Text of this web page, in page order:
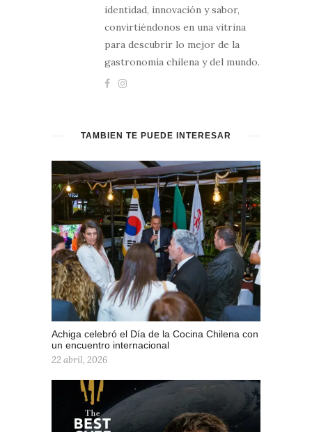
identidad, innovación y sabor,
convirtiéndonos en una vitrina
para descubrir lo mejor de la
gastronomía chilena y del mundo.
TAMBIÉN TE PUEDE INTERESAR
Achiga celebró el Día de la Cocina Chilena con
un encuentro internacional
22 abril, 2026